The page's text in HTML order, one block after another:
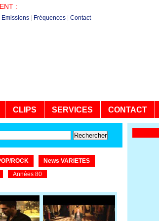
:
Emissions Fréquences Contact
CLIPS SERVICES CONTACT
ROCK
News VARIETES
Années 80